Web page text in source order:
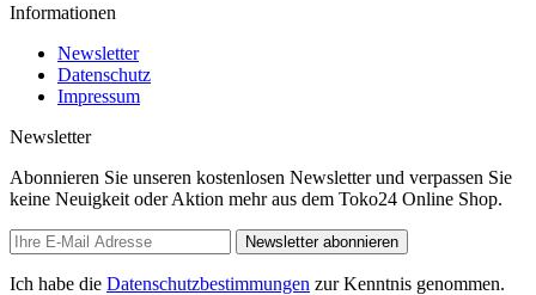
Informationen
Newsletter
Datenschutz
Impressum
Newsletter
Abonnieren Sie unseren kostenlosen Newsletter und verpassen Sie
keine Neuigkeit oder Aktion mehr aus dem Toko24 Online Shop.
Newsletter abonnieren
Ich habe die Datenschutzbestimmungen zur Kenntnis genommen.